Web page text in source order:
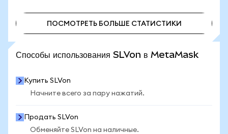
ПОСМОТРЕТЬ БОЛЬШЕ СТАТИСТИКИ
Способы использования SLVon в MetaMask
Купить SLVon
Начните всего за пару нажатий.
Продать SLVon
Обменяйте SLVon на наличные.